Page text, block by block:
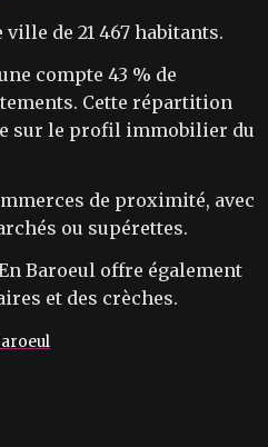
de 21 467 habitants.
compte 43 % de
Cette répartition
sur le profil immobilier du
de proximité, avec
ou supérettes.
Baroeul offre également
et des crèches.